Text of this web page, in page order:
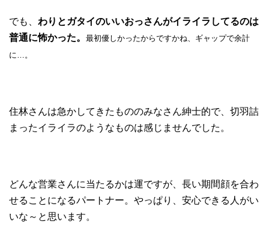
でも、 わりとガタイのいいおっさんがイライラしてるのは
普通に怖かった。 最初優しかったからですかね、ギャップで余計
に…。
住林さんは急かしてきたもののみなさん紳士的で、切羽詰
まったイライラのようなものは感じませんでした。
どんな営業さんに当たるかは運ですが、長い期間顔を合わ
せることになるパートナー。やっぱり、安心できる人がい
いな～と思います。